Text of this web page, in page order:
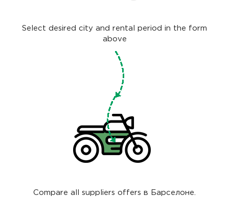
Select desired city and rental period in the form
above
Compare all suppliers offers в Барселоне.